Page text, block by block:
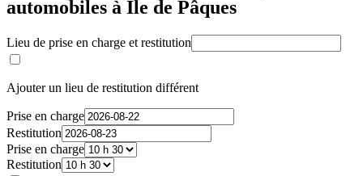
automobiles à Ile de Pâques
Lieu de prise en charge et restitution
Ajouter un lieu de restitution différent
Prise en charge
Restitution
Prise en charge
Restitution